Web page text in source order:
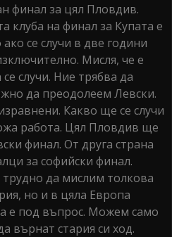
финал за цял Пловдив.
клуба на финал за Купата е
се случи в две години
Мисля, че е
случи. Ние трябва да
да преодолеем Левски.
Какво ще се случи
работа. Цял Пловдив ще
финал. От друга страна
за софийски финал.
да мислим толкова
но и в цяла Европа
е под въпрос. Можем само
върнат стария си ход.